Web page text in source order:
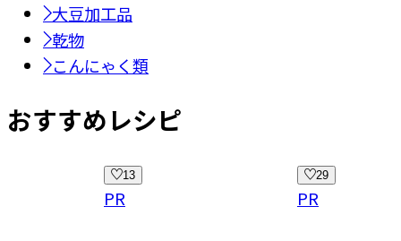
大豆加工品
乾物
こんにゃく類
おすすめレシピ
PR PR